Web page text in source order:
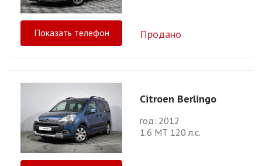
Показать телефон Продано
Citroen Berlingo
год: 2012
1.6 МТ 120 л.с.